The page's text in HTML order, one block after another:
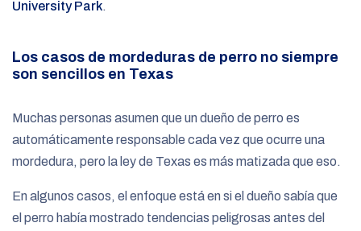
University Park.
Los casos de mordeduras de perro no siempre
son sencillos en Texas
Muchas personas asumen que un dueño de perro es
automáticamente responsable cada vez que ocurre una
mordedura, pero la ley de Texas es más matizada que eso.
En algunos casos, el enfoque está en si el dueño sabía que
el perro había mostrado tendencias peligrosas antes del